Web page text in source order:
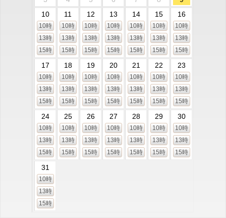
10
10時
13時
15時
11
10時
13時
15時
12
10時
13時
15時
13
10時
13時
15時
14
10時
13時
15時
15
10時
13時
15時
16
10時
13時
15時
17
10時
13時
15時
18
10時
13時
15時
19
10時
13時
15時
20
10時
13時
15時
21
10時
13時
15時
22
10時
13時
15時
23
10時
13時
15時
24
10時
13時
15時
25
10時
13時
15時
26
10時
13時
15時
27
10時
13時
15時
28
10時
13時
15時
29
10時
13時
15時
30
10時
13時
15時
31
10時
13時
15時